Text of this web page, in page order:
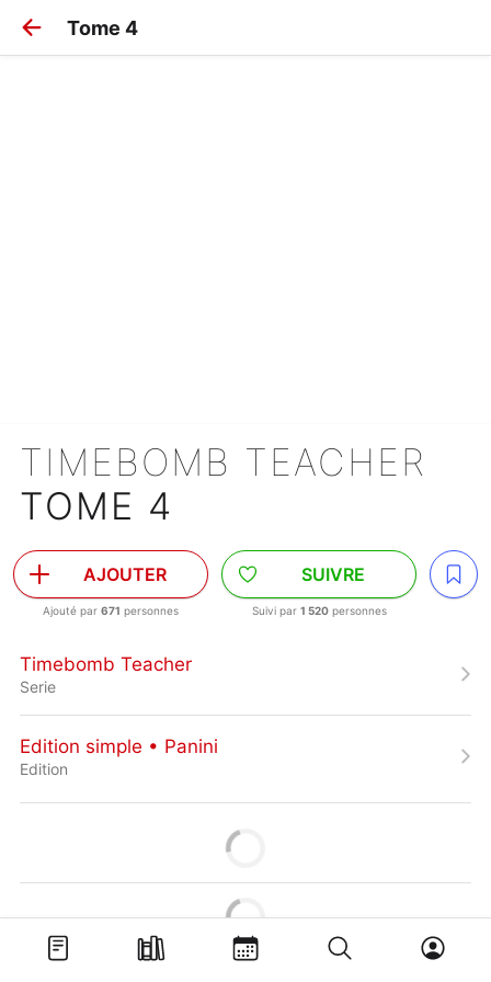
Tome 4
TIMEBOMB TEACHER
TOME 4
AJOUTER
Ajouté par 671 personnes
SUIVRE
Suivi par 1 520personnes
Timebomb Teacher
Serie
Edition simple • Panini
Edition